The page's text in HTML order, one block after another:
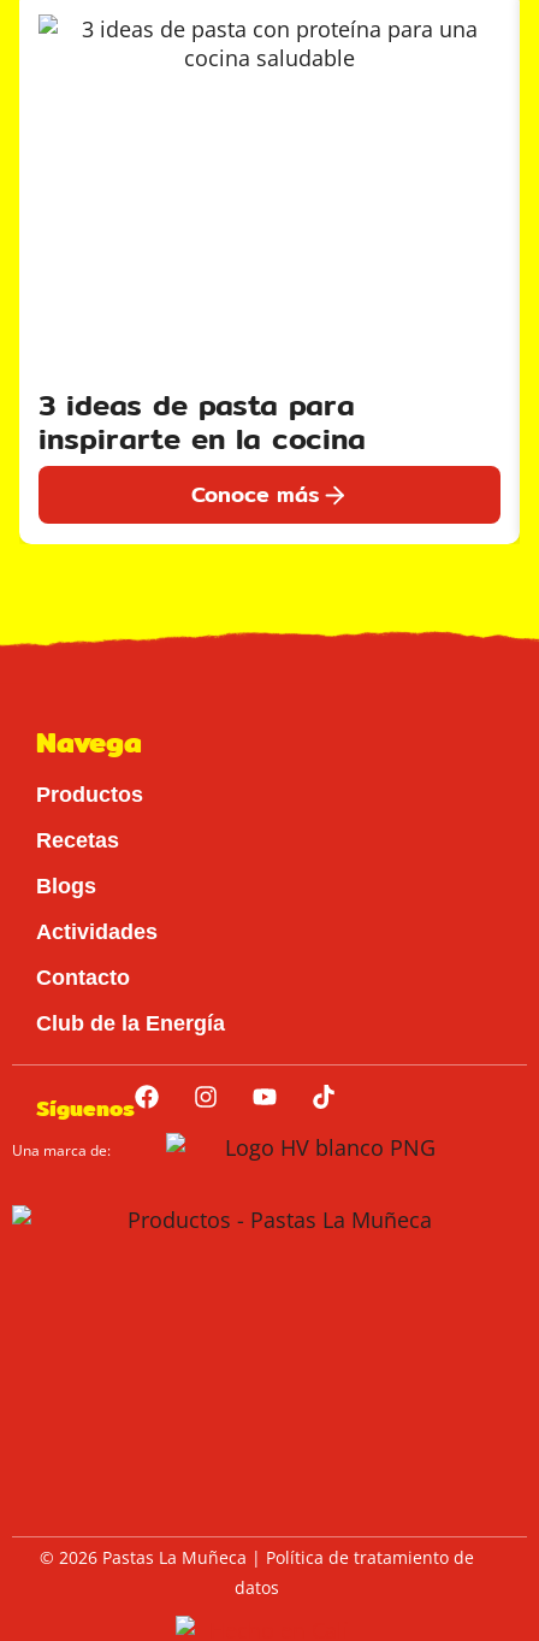
3 ideas de pasta para
inspirarte en la cocina
Conoce más
© 2026 Pastas La Muñeca | Política de tratamiento de
datos
Navega
Productos
Recetas
Blogs
Actividades
Contacto
Club de la Energía
Síguenos
Una marca de: